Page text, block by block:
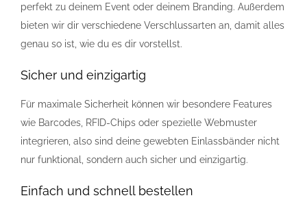
perfekt zu deinem Event oder deinem Branding. Außerdem
bieten wir dir verschiedene Verschlussarten an, damit alles
genau so ist, wie du es dir vorstellst.
Sicher und einzigartig
Für maximale Sicherheit können wir besondere Features
wie Barcodes, RFID-Chips oder spezielle Webmuster
integrieren, also sind deine gewebten Einlassbänder nicht
nur funktional, sondern auch sicher und einzigartig.
Einfach und schnell bestellen